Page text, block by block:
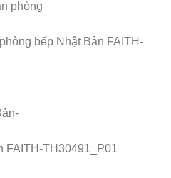
bếp Nhật Bản FAITH-
FAITH-TH30491_P01